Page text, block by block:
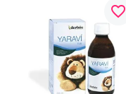
favorite_border